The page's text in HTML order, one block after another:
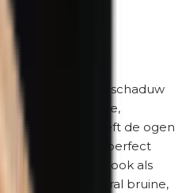
minerale oogschaduw
met een rijke,
krachtige tint geeft de ogen
uitstraling en is perfect
verfijnde daglook als
Forest laat vooral bruine,